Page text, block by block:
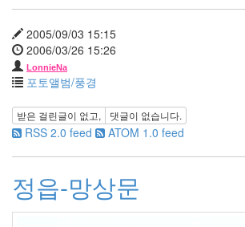
2005/09/03 15:15
2006/03/26 15:26
LonnieNa
포토앨범/풍경
받은 걸린글이 없고, 댓글이 없습니다.
RSS 2.0 feed ATOM 1.0 feed
정읍-망상문
10
3
2010
년
11
월
5
2010
년
월
10
2011